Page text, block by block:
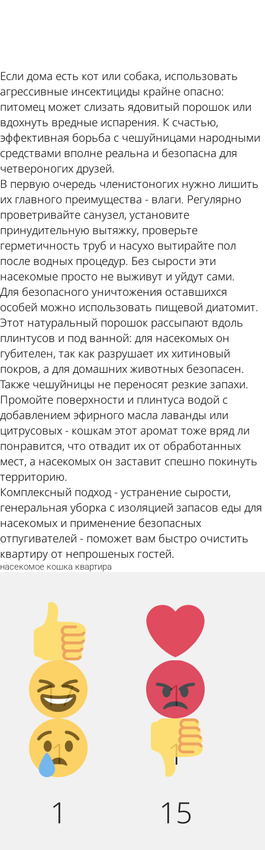
Если дома есть кот или собака, использовать
агрессивные инсектициды крайне опасно:
питомец может слизать ядовитый порошок или
вдохнуть вредные испарения. К счастью,
эффективная борьба с чешуйницами народными
средствами вполне реальна и безопасна для
четвероногих друзей.
В первую очередь членистоногих нужно лишить
их главного преимущества - влаги. Регулярно
проветривайте санузел, установите
принудительную вытяжку, проверьте
герметичность труб и насухо вытирайте пол
после водных процедур. Без сырости эти
насекомые просто не выживут и уйдут сами.
Для безопасного уничтожения оставшихся
особей можно использовать пищевой диатомит.
Этот натуральный порошок рассыпают вдоль
плинтусов и под ванной: для насекомых он
губителен, так как разрушает их хитиновый
покров, а для домашних животных безопасен.
Также чешуйницы не переносят резкие запахи.
Промойте поверхности и плинтуса водой с
добавлением эфирного масла лаванды или
цитрусовых - кошкам этот аромат тоже вряд ли
понравится, что отвадит их от обработанных
мест, а насекомых он заставит спешно покинуть
территорию.
Комплексный подход - устранение сырости,
генеральная уборка с изоляцией запасов еды для
насекомых и применение безопасных
отпугивателей - поможет вам быстро очистить
квартиру от непрошеных гостей.
насекомое кошка квартира
Палец
вверх!
17
Лайк!
1
Дикий
смех!
1
Агрессия!
1
Грусть :(
1
Палец
вниз!
15